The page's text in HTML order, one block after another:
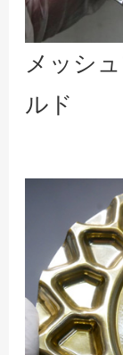
メッシ
ルド